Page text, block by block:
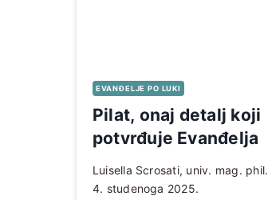
EVANĐELJE PO LUKI
Pilat, onaj detalj koji
potvrđuje Evanđelja
Luisella Scrosati, univ. mag. phil.
4. studenoga 2025.